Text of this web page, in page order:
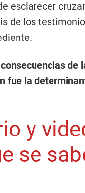
esclarecer
de los
de
fue la
y
se